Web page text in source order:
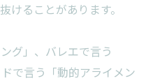
けることがあります。
グ」、バレエで言う
で言う「動的アライメン